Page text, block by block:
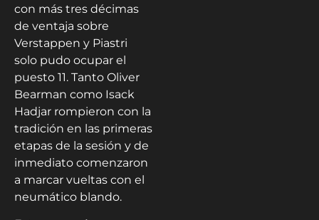
con más tres décimas
de ventaja sobre
Verstappen y Piastri
solo pudo ocupar el
puesto 11. Tanto Oliver
Bearman como Isack
Hadjar rompieron con la
tradición en las primeras
etapas de la sesión y de
inmediato comenzaron
a marcar vueltas con el
neumático blando.